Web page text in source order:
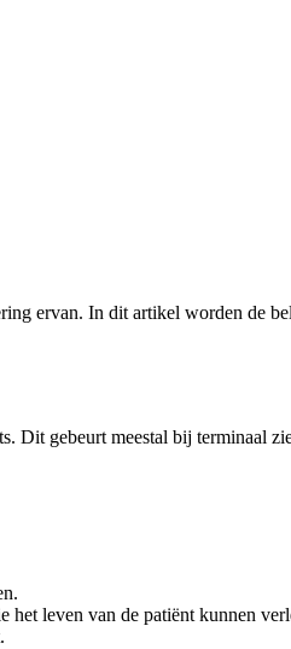
ervan. In dit artikel worden de
Dit gebeurt meestal bij terminaal
het leven van de patiënt kunnen